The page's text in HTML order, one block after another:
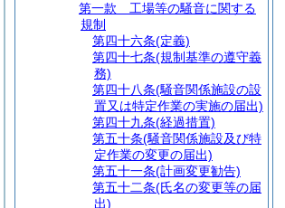
第一款
工場等の騒音に関する
規制
第四十六条(定義)
第四十七条(規制基準の遵守義
務)
第四十八条(騒音関係施設の設
置又は特定作業の実施の届出)
第四十九条(経過措置)
第五十条(騒音関係施設及び特
定作業の変更の届出)
第五十一条(計画変更勧告)
第五十二条(氏名の変更等の届
出)